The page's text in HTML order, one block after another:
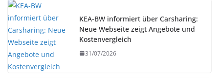
KEA-BW informiert über Carsharing:
Neue Webseite zeigt Angebote und
Kostenvergleich
31/07/2026